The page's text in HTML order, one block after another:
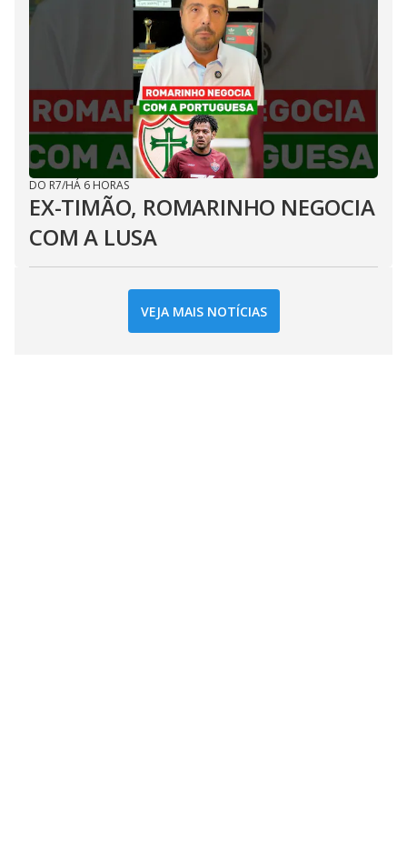
DO R7/HÁ 6 HORAS
EX-TIMÃO, ROMARINHO NEGOCIA
COM A LUSA
VEJA MAIS NOTÍCIAS